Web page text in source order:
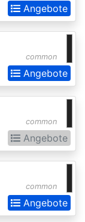
Angebote
common
Angebote
common
Angebote
common
Angebote